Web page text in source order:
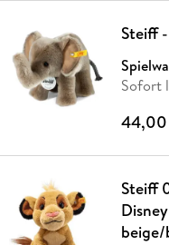
Steiff
Sofort
Steiff